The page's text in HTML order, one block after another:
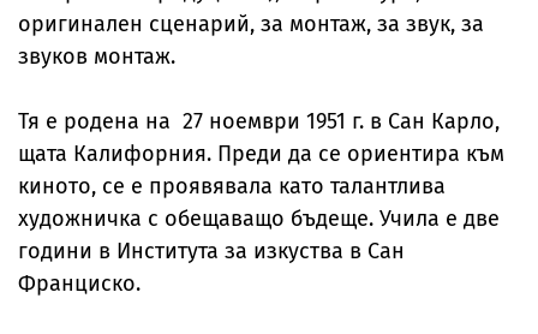
оригинален сценарий, за монтаж, за звук, за
звуков монтаж.
Тя е родена на 27 ноември 1951 г. в Сан Карло,
щата Калифорния. Преди да се ориентира към
киното, се е проявявала като талантлива
художничка с обещаващо бъдеще. Учила е две
години в Института за изкуства в Сан
Франциско.